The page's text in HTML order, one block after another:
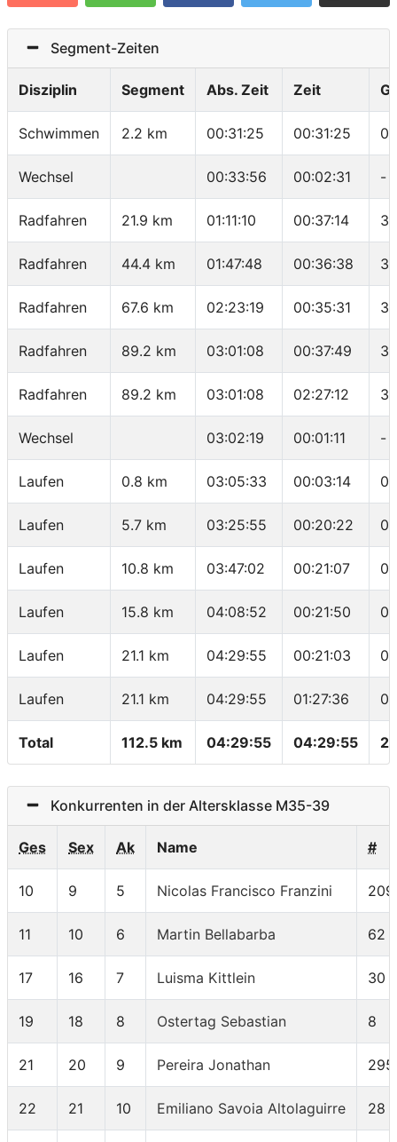
Segment-Zeiten
Disziplin Segment Abs. Zeit Zeit
Schwimmen 2.2 km 00:31:25 00:31:25
Wechsel 00:33:56 00:02:31 -
Radfahren 21.9 km 01:11:10 00:37:14
Radfahren 44.4 km 01:47:48 00:36:38
Radfahren 67.6 km 02:23:19 00:35:31
Radfahren 89.2 km 03:01:08 00:37:49
Radfahren 89.2 km 03:01:08 02:27:12
Wechsel 03:02:19 00:01:11 -
Laufen 0.8 km 03:05:33 00:03:14
Laufen 5.7 km 03:25:55 00:20:22
Laufen 10.8 km 03:47:02 00:21:07
Laufen 15.8 km 04:08:52 00:21:50
Laufen 21.1 km 04:29:55 00:21:03
Laufen 21.1 km 04:29:55 01:27:36
Total 112.5 km 04:29:55 04:29:55
Konkurrenten in der Altersklasse M35-39
Ges Sex Ak Name #
10 9 5 Nicolas Francisco Franzini 209
11 10 6 Martin Bellabarba 62
17 16 7 Luisma Kittlein 30
19 18 8 Ostertag Sebastian 8
21 20 9 Pereira Jonathan 295
22 21 10 Emiliano Savoia Altolaguirre 28